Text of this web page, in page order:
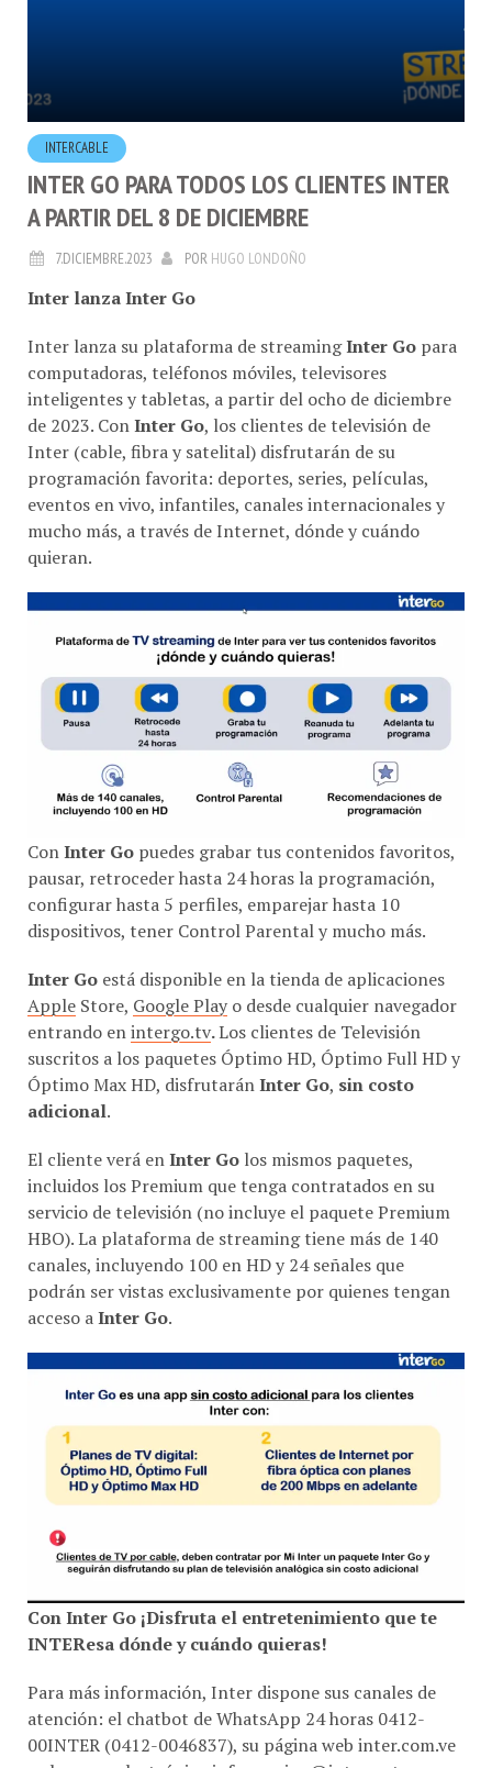
INTERCABLE
INTER GO PARA TODOS LOS CLIENTES INTER
A PARTIR DEL 8 DE DICIEMBRE
7.DICIEMBRE.2023 PORHUGO LONDOÑO
Inter lanza Inter Go
computadoras, teléfonos móviles, televisores
inteligentes y tabletas, a partir del ocho de diciembre
de 2023. ConInter Go, los clientes de televisión de
Inter (cable, fibra y satelital) disfrutarán de su
programación favorita: deportes, series, películas,
eventos en vivo, infantiles, canales internacionales y
mucho más, a través de Internet, dónde y cuándo
quieran.
pausar, retroceder hasta 24 horas la programación,
configurar hasta 5 perfiles, emparejar hasta 10
dispositivos, tener Control Parental y mucho más.
AppleStore,Google Play o desde cualquier navegador
entrando en intergo.tv.Los clientes de Televisión
suscritos a los paquetes Óptimo HD, Óptimo Full HD y
Óptimo Max HD, disfrutaránInter Go,sin costo
adicional.
incluidos los Premium que tenga contratados en su
servicio de televisión (no incluye el paquete Premium
HBO). La plataforma de streaming tiene más de 140
canales, incluyendo 100 en HD y 24 señales que
podrán ser vistas exclusivamente por quienes tengan
acceso aInter Go .
INTEResa dónde y cuándo quieras!
atención: el chatbot de WhatsApp 24 horas 0412-
00INTER (0412-0046837), su página web inter.com.ve
y el correo electrónicoinformacion@intergo.tv